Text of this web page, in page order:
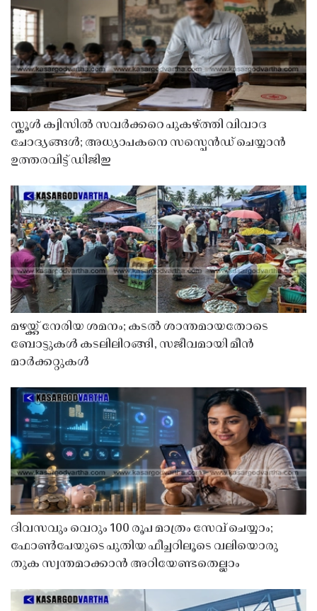
സ്കൂൾ ക്വിസിൽ സവർക്കറെ പുകഴ്ത്തി വിവാദ
ചോദ്യങ്ങൾ; അധ്യാപകനെ സസ്പെൻഡ് ചെയ്യാൻ
ഉത്തരവിട്ട് ഡിജിഇ
മഴയ്ക്ക് നേരിയ ശമനം; കടൽ ശാന്തമായതോടെ
ബോട്ടുകൾ കടലിലിറങ്ങി, സജീവമായി മീൻ
മാർക്കറ്റുകൾ
ദിവസവും വെറും 100 രൂപ മാത്രം സേവ് ചെയ്യാം;
ഫോൺപേയുടെ പുതിയ ഫീച്ചറിലൂടെ വലിയൊരു
തുക സ്വന്തമാക്കാൻ അറിയേണ്ടതെല്ലാം